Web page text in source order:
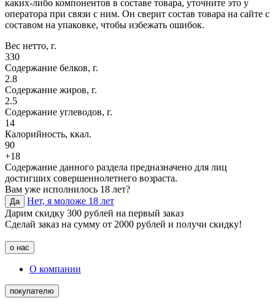
каких-либо компонентов в составе товара, уточните это у
оператора при связи с ним. Он сверит состав товара на сайте с
составом на упаковке, чтобы избежать ошибок.
Вес нетто, г.
330
Содержание белков, г.
2.8
Содержание жиров, г.
2.5
Содержание углеводов, г.
14
Калорийность, ккал.
90
+18
Содержание данного раздела предназначено для лиц
достигших совершеннолетнего возраста.
Вам уже исполнилось 18 лет?
Да
Нет, я моложе 18 лет
Дарим скидку 300 рублей на первый заказ
Сделай заказ на сумму от 2000 рублей и получи скидку!
о нас
О компании
покупателю